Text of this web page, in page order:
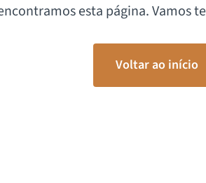
esta página. Vamos
Voltar ao início